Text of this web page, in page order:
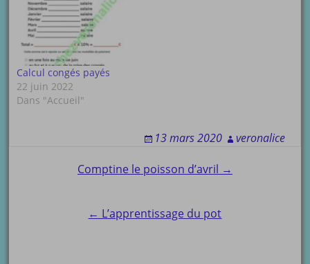
Calcul congés payés
22 juin 2022
Dans "Accueil"
13 mars 2020 veronalice
navigation
Comptine le poisson d’avril →
← L’apprentissage du pot